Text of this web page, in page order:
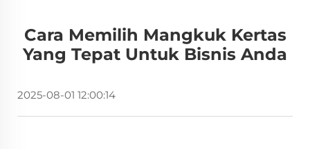
Cara Memilih Mangkuk Kertas
Yang Tepat Untuk Bisnis Anda
2025-08-01 12:00:14